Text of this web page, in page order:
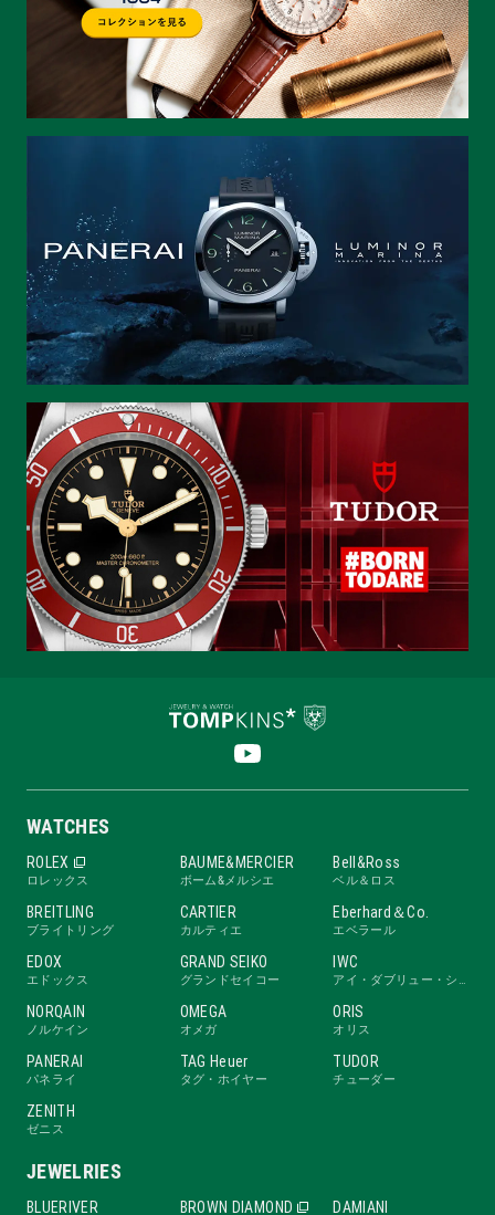
WATCHES
ROLEX
ロレックス
BAUME&MERCIER
ボーム&メルシエ
Bell&Ross
ベル＆ロス
BREITLING
ブライトリング
CARTIER
カルティエ
Eberhard＆Co.
エベラール
EDOX
エドックス
GRAND SEIKO
グランドセイコー
IWC
アイ・ダブリュー・シー
NORQAIN
ノルケイン
OMEGA
オメガ
ORIS
オリス
PANERAI
パネライ
TAG Heuer
タグ・ホイヤー
TUDOR
チューダー
ZENITH
ゼニス
JEWELRIES
BLUERIVER BROWN DIAMOND DAMIANI